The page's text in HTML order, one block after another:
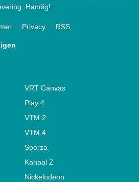
Handig!
Privacy RSS
VRT Canvas
Play 4
VTM 2
VTM 4
Sporza
Kanaal Z
Nickelodeon